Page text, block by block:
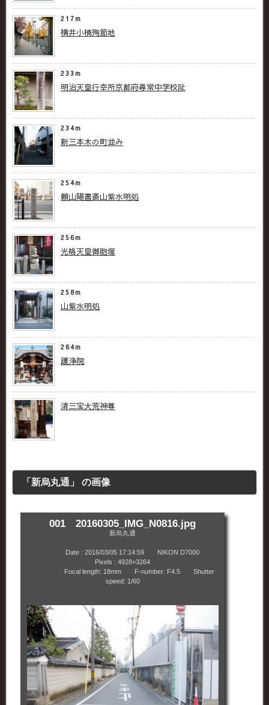
217m
横井小楠殉節地
233m
明治天皇行幸所京都府尋常中学校阯
234m
新三本木の町並み
254m
頼山陽書斎山紫水明処
256m
光格天皇御胞塚
258m
山紫水明処
264m
護浄院
清三宝大荒神尊
「新烏丸通」 の画像
001 20160305_IMG_N0816.jpg
新烏丸通
Date : 2016/03/05 17:14:59 NIKON D7000
Pixels : 4928×3264
Focal length: 18mm F-number: F4.5 Shutter
speed: 1/60